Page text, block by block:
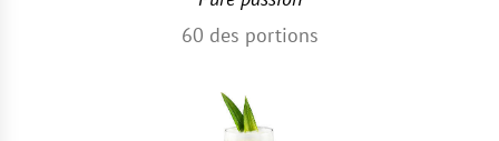
60 des portions